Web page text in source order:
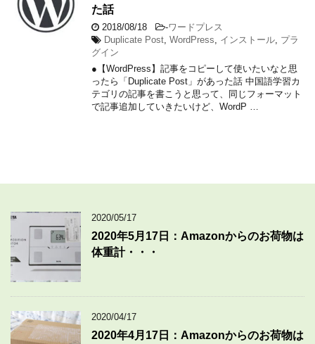
た話
2018/08/18 -ワードプレス
Duplicate Post WordPress インストール プラ
グイン
●【WordPress】記事をコピーして使いたいなと思
ったら「Duplicate Post」があった話 中国語学習カ
テゴリの記事を書こうと思って、同じフォーマット
で記事追加していきたいけど、WordP …
2020/05/17
2020年5月17日：Amazonからのお荷物は
体重計・・・
2020/04/17
2020年4月17日：Amazonからのお荷物は